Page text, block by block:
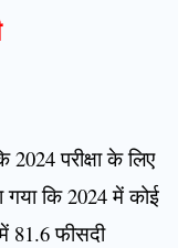
2024 परीक्षा के लिए
गया कि 2024 में कोई
में 81.6 फीसदी